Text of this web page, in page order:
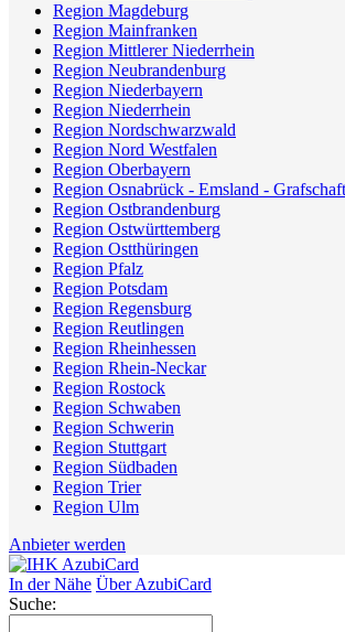
Region Magdeburg
Region Mainfranken
Region Mittlerer Niederrhein
Region Neubrandenburg
Region Niederbayern
Region Niederrhein
Region Nordschwarzwald
Region Nord Westfalen
Region Oberbayern
Region Osnabrück - Emsland -
Region Ostbrandenburg
Region Ostwürttemberg
Region Ostthüringen
Region Pfalz
Region Potsdam
Region Regensburg
Region Reutlingen
Region Rheinhessen
Region Rhein-Neckar
Region Rostock
Region Schwaben
Region Schwerin
Region Stuttgart
Region Südbaden
Region Trier
Region Ulm
Anbieter werden
In der Nähe Über AzubiCard
Suche: